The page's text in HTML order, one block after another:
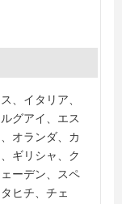
、イタリア、
グアイ、エス
オランダ、カ
ギリシャ、ク
ーデン、スペ
ヒチ、チェ